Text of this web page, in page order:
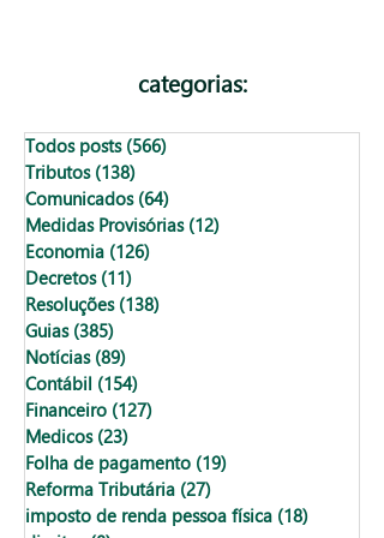
categorias:
Todos posts (566)
Tributos (138)
Comunicados (64)
Medidas Provisórias (12)
Economia (126)
Decretos (11)
Resoluções (138)
Guias (385)
Notícias (89)
Contábil (154)
Financeiro (127)
Medicos (23)
Folha de pagamento (19)
Reforma Tributária (27)
imposto de renda pessoa física (18)